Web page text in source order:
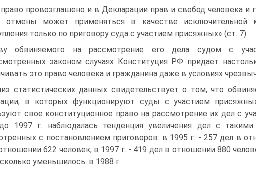
провозглашено и в Декларации прав и свобод человека и
может применяться в качестве исключительной
только по приговору суда с участием присяжных» (ст. 7).
обвиняемого на рассмотрение его дела судом с
законом случаях Конституция РФ придает
это право человека и гражданина даже в условиях
статистических данных свидетельствует о том, что
в которых функционируют суды с участием
свое конституционное право на рассмотрение их дел с
1997 г. наблюдалась тенденция увеличения дел с такими
с постановлением приговоров: в 1995 г. - 257 дел в
622 человек; в 1997 г. - 419 дел в отношении 880
уменьшилось: в 1988 г.